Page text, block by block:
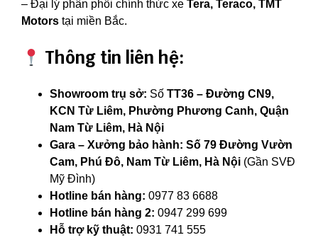
– Đại lý phân phối chính thức xe Tera, Teraco, TMT
Motors tại miền Bắc.
Thông tin liên hệ:
Showroom trụ sở: Số TT36 – Đường CN9,
KCN Từ Liêm, Phường Phương Canh, Quận
Nam Từ Liêm, Hà Nội
Gara – Xưởng bảo hành: Số 79 Đường Vườn
Cam, Phú Đô, Nam Từ Liêm, Hà Nội (Gần SVĐ
Mỹ Đình)
Hotline bán hàng: 0977 83 6688
Hotline bán hàng 2: 0947 299 699
Hỗ trợ kỹ thuật: 0931 741 555